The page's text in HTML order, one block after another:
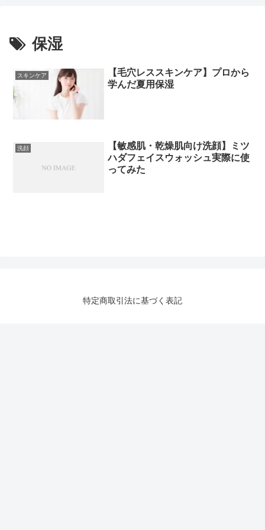
保湿
スキンケア
【毛穴レススキンケア】プロから
学んだ夏用保湿
洗顔
【敏感肌・乾燥肌向け洗顔】ミツ
ハダフェイスウォッシュ実際に使
ってみた
特定商取引法に基づく表記